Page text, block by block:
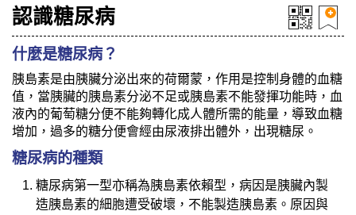
認識糖尿病
什麼是糖尿病？
胰島素是由胰臟分泌出來的荷爾蒙，作用是控制身體的血糖
值，當胰臟的胰島素分泌不足或胰島素不能發揮功能時，血
液內的葡萄糖分便不能夠轉化成人體所需的能量，導致血糖
增加，過多的糖分便會經由尿液排出體外，出現糖尿。
糖尿病的種類
糖尿病第一型亦稱為胰島素依賴型，病因是胰臟內製
造胰島素的細胞遭受破壞，不能製造胰島素。原因與